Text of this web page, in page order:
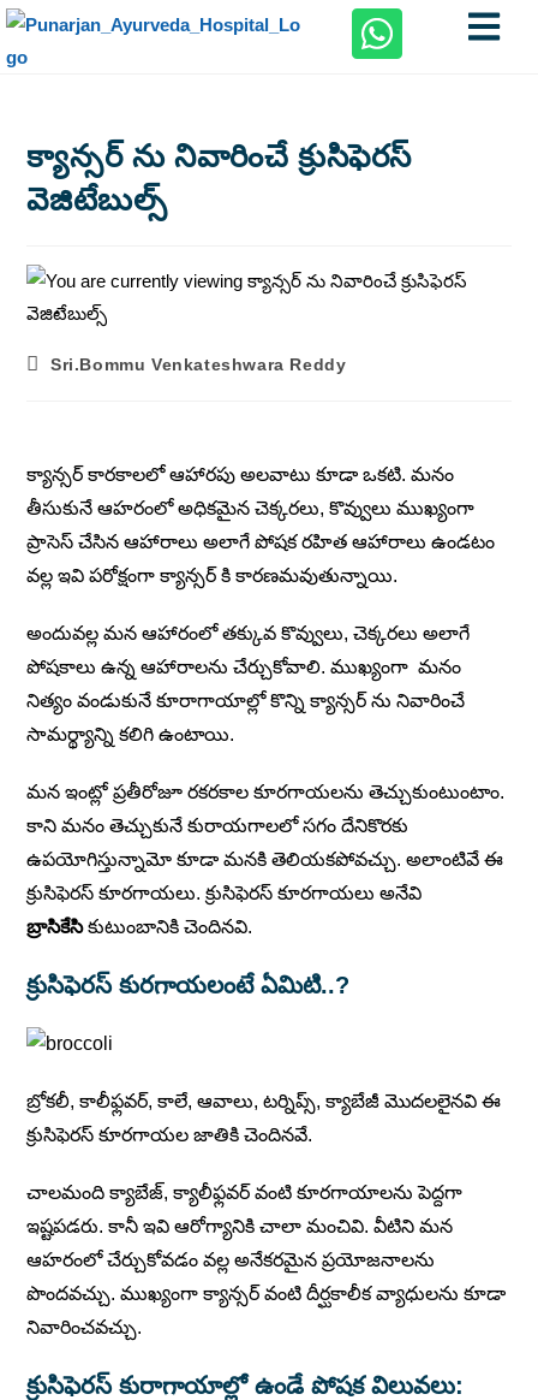
క్యాన్సర్ ను నివారించే క్రుసిఫెరస్
వెజిటేబుల్స్
Sri.Bommu Venkateshwara Reddy
క్యాన్సర్ కారకాలలో ఆహారపు అలవాటు కూడా ఒకటి. మనం
తీసుకునే ఆహరంలో అధికమైన చెక్కరలు, కొవ్వులు ముఖ్యంగా
ప్రాసెస్ చేసిన ఆహారాలు అలాగే పోషక రహిత ఆహారాలు ఉండటం
వల్ల ఇవి పరోక్షంగా క్యాన్సర్ కి కారణమవుతున్నాయి.
అందువల్ల మన ఆహారంలో తక్కువ కొవ్వులు, చెక్కరలు అలాగే
పోషకాలు ఉన్న ఆహారాలను చేర్చుకోవాలి. ముఖ్యంగా మనం
నిత్యం వండుకునే కూరాగాయాల్లో కొన్ని క్యాన్సర్ ను నివారించే
సామర్థ్యాన్ని కలిగి ఉంటాయి.
మన ఇంట్లో ప్రతీరోజూ రకరకాల కూరగాయలను తెచ్చుకుంటుంటాం.
కాని మనం తెచ్చుకునే కురాయగాలలో సగం దేనికొరకు
ఉపయోగిస్తున్నామో కూడా మనకి తెలియకపోవచ్చు. అలాంటివే ఈ
క్రుసిఫెరస్ కూరగాయలు. క్రుసిఫెరస్ కూరగాయలు అనేవి
బ్రాసికేసికుటుంబానికి చెందినవి.
క్రుసిఫెరస్ కురగాయలంటే ఏమిటి..?
బ్రోకలీ, కాలీఫ్లవర్, కాలే, ఆవాలు, టర్నిప్స్, క్యాబేజీ మొదలలైనవి ఈ
క్రుసిఫెరస్ కూరగాయల జాతికి చెందినవే.
చాలమంది క్యాబేజ్, క్యాలీఫ్లవర్ వంటి కూరగాయాలను పెద్దగా
ఇష్టపడరు. కానీ ఇవి ఆరోగ్యానికి చాలా మంచివి. వీటిని మన
ఆహరంలో చేర్చుకోవడం వల్ల అనేకరమైన ప్రయోజనాలను
పొందవచ్చు. ముఖ్యంగా క్యాన్సర్ వంటి దీర్ఘకాలీక వ్యాధులను కూడా
నివారించవచ్చు.
క్రుసిఫెరస్ కురాగాయాల్లో ఉండే పోషక విలువలు: